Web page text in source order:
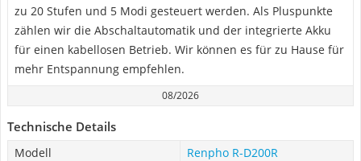
zu 20 Stufen und 5 Modi gesteuert werden. Als Pluspunkte
zählen wir die Abschaltautomatik und der integrierte Akku
für einen kabellosen Betrieb. Wir können es für zu Hause für
mehr Entspannung empfehlen.
08/2026
Technische Details
Modell
Renpho R-D200R